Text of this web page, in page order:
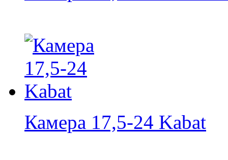
Камера 17,5-24 Kabat